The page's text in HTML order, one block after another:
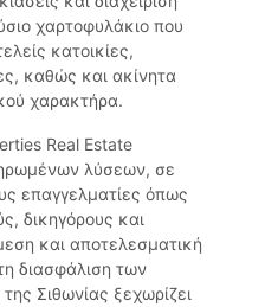
χαρτοφυλάκιο που
κατοικίες,
καθώς και ακίνητα
χαρακτήρα.
Real Estate
λύσεων, σε
επαγγελματίες όπως
δικηγόρους και
και αποτελεσματική
διασφάλιση των
Σιθωνίας ξεχωρίζει